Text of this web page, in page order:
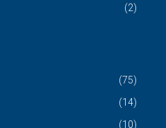
(2)
(75)
(14)
(10)